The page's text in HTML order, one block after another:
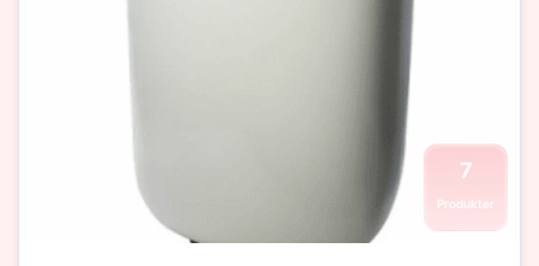
7
Produkter